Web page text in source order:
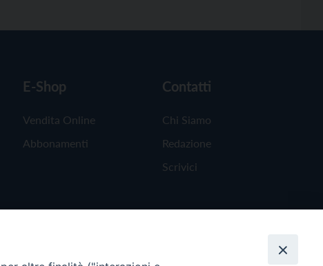
E-Shop
Vendita Online
Abbonamenti
Contatti
Chi Siamo
Redazione
Scrivici